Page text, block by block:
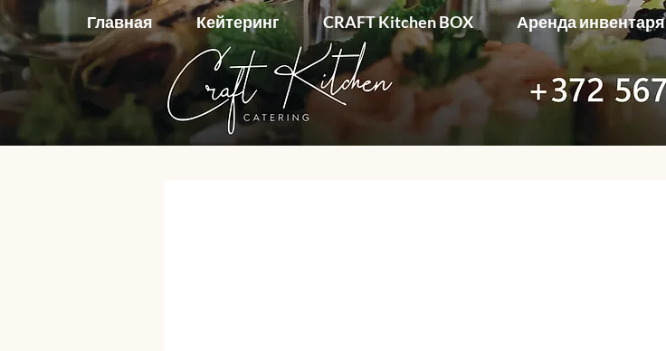
Главная Кейтеринг CRAFT Kitchen BOX Аренда инвентаря